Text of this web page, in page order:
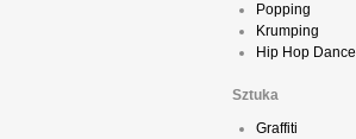
Popping
Krumping
Hip Hop Dance
Sztuka
Graffiti